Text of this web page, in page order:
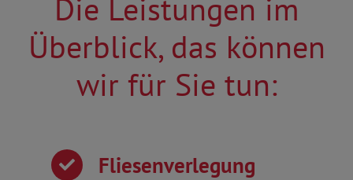
Die Leistungen im
Überblick, das können
wir für Sie tun:
Fliesenverlegung